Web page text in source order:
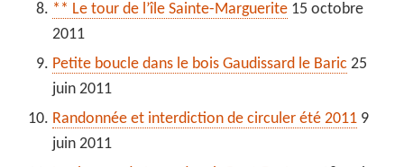
** Le tour de l’île Sainte-Marguerite 15 octobre
2011
Petite boucle dans le bois Gaudissard le Baric 25
juin 2011
Randonnée et interdiction de circuler été 2011 9
juin 2011